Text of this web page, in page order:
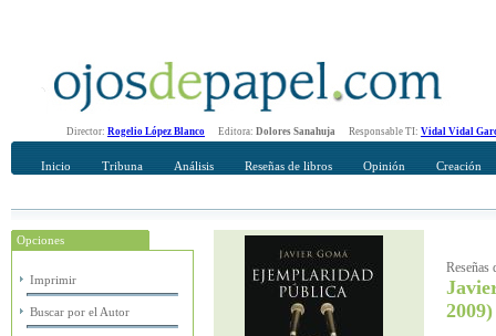
Director: Rogelio López Blanco Editora: Dolores Sanahuja Responsable TI: Vidal Vidal
Inicio Tribuna Análisis Reseñas de libros Opinión Creación
Opciones
Imprimir
Buscar por el Autor
Recomendar
Su nombre Completo
2009)